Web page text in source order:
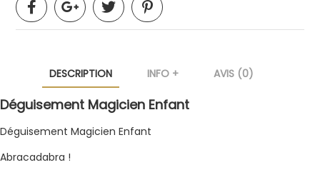
DESCRIPTION INFO + AVIS (0)
Déguisement Magicien Enfant
Déguisement Magicien Enfant
Abracadabra !